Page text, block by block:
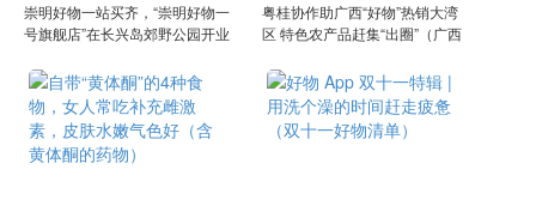
崇明好物一站买齐，“崇明好物一
号旗舰店”在长兴岛郊野公园开业
粤桂协作助广西“好物”热销大湾
区 特色农产品赶集“出圈”（广西